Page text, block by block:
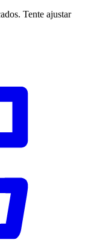
Tente ajustar